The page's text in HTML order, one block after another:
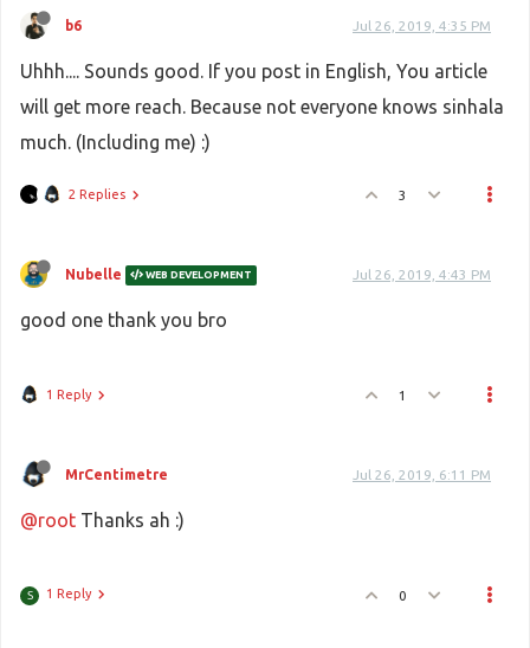
b6 Jul 26, 2019, 4:35 PM
Uhhh.... Sounds good. If you post in English, You article
will get more reach. Because not everyone knows sinhala
much. (Including me) :)
2 Replies 3
Nubelle WEB DEVELOPMENT Jul 26, 2019, 4:43 PM
good one thank you bro
1 Reply 1
MrCentimetre Jul 26, 2019, 6:11 PM
@root Thanks ah :)
S 1 Reply 0